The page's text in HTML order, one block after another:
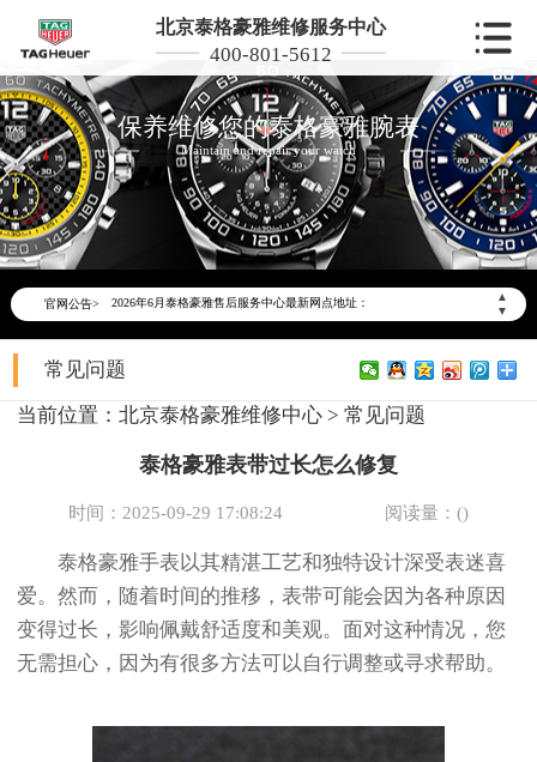
北京泰格豪雅维修服务中心
400-801-5612
保养维修您的泰格豪雅腕表
Maintain and repair your watch
官网公告>
▲
▼
2026年6月泰格豪雅北京市售后服务网络优化升级公告
2026年6月北京市泰格豪雅官方售后客户服务热线：400-801-5612
2026年6月泰格豪雅售后服务中心最新网点地址：
北京市朝阳区建国门外大街甲6号华熙国际中心写字楼D座11层1102室（需提前预约）
北京市朝阳区建国门外大街甲6号华熙国际中心D座11层1102室泰格豪雅售后服务中心（需提前预约）
常见问题
当前位置： 北京泰格豪雅维修中心 > 常见问题
泰格豪雅表带过长怎么修复
时间：2025-09-29 17:08:24 阅读量：()
泰格豪雅手表以其精湛工艺和独特设计深受表迷喜
爱。然而，随着时间的推移，表带可能会因为各种原因
变得过长，影响佩戴舒适度和美观。面对这种情况，您
无需担心，因为有很多方法可以自行调整或寻求帮助。